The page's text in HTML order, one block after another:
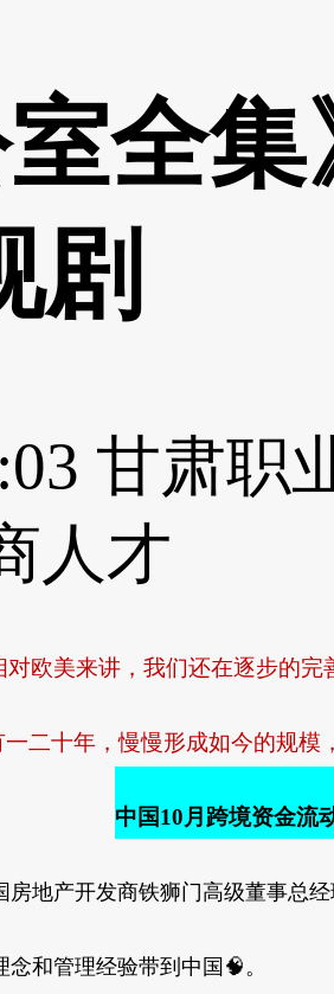
室全
剧
甘肃职
人才
美来讲，我们还在逐步的完
二十年，慢慢形成如今的规
中国10月跨境资金流
产开发商铁狮门高级董事总
和管理经验带到中国🧠。